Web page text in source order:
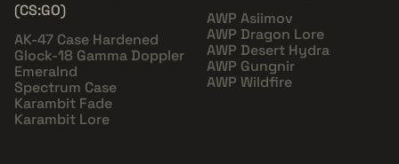
(CS:GO)
AK-47 Case Hardened
Glock-18 Gamma Doppler
Emeralnd
Spectrum Case
Karambit Fade
Karambit Lore
AWP Asiimov
AWP Dragon Lore
AWP Desert Hydra
AWP Gungnir
AWP Wildfire